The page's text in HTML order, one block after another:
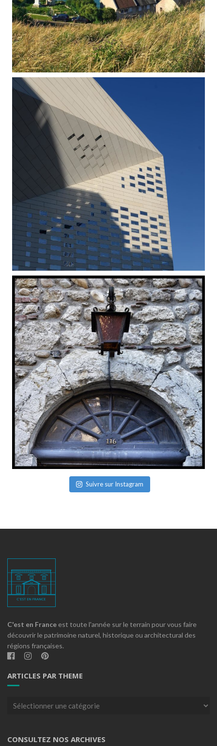
Suivre sur Instagram
C'est en France est toute l'année sur le terrain pour vous faire
découvrir le patrimoine naturel, historique ou architectural des
régions françaises.
ARTICLES PAR THEME
Articles
CONSULTEZ NOS ARCHIVES